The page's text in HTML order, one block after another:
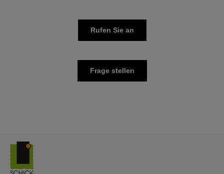
Rufen Sie an
Frage stellen